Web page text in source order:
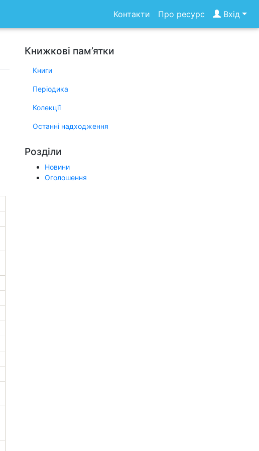
Контакти Про ресурс Вхід
Книжкові пам’ятки
Книги
Періодика
Колекції
Останні надходження
Розділи
Новини
Оголошення